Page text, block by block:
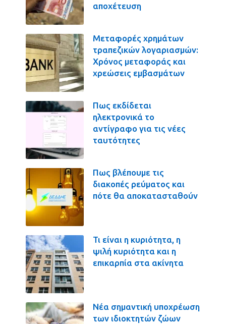
αποχέτευση
Μεταφορές χρημάτων
τραπεζικών λογαριασμών:
Χρόνος μεταφοράς και
χρεώσεις εμβασμάτων
Πως εκδίδεται
ηλεκτρονικά το
αντίγραφο για τις νέες
ταυτότητες
Πως βλέπουμε τις
διακοπές ρεύματος και
πότε θα αποκατασταθούν
Τι είναι η κυριότητα, η
ψιλή κυριότητα και η
επικαρπία στα ακίνητα
Νέα σημαντική υποχρέωση
των ιδιοκτητών ζώων